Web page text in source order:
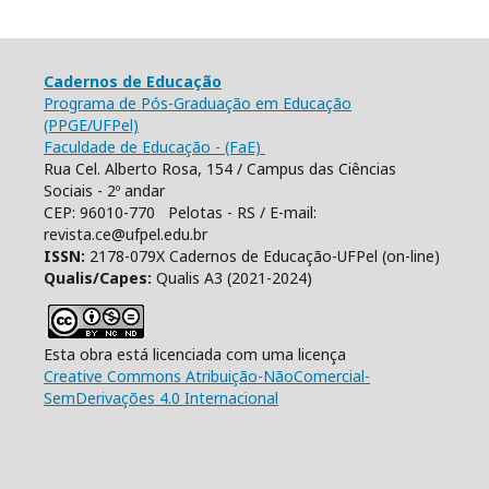
Cadernos de Educação
Programa de Pós-Graduação em Educação
(PPGE/UFPel)
Faculdade de Educação - (FaE)
Rua Cel. Alberto Rosa, 154 / Campus das Ciências
Sociais - 2º andar
CEP: 96010-770 Pelotas - RS / E-mail:
revista.ce@ufpel.edu.br
ISSN: 2178-079X Cadernos de Educação-UFPel (on-line)
Qualis/Capes: Qualis A3 (2021-2024)
Esta obra está licenciada com uma licença
Creative Commons Atribuição-NãoComercial-
SemDerivações 4.0 Internacional